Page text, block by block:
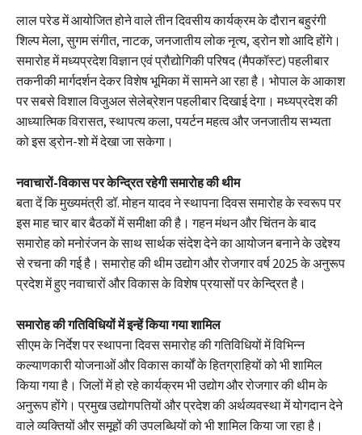
लाल परेड में आयोजित होने वाले तीन दिवसीय कार्यक्रम के दौरान बहुरंगी
शिल्प मेला, सुगम संगीत, नाटक, जनजातीय लोक नृत्य, ड्रोन शो आदि होंगे।
समारोह में मध्यप्रदेश विज्ञान एवं प्रौद्योगिकी परिषद (मैपकॉस्ट) पहलीबार
तकनीकी मार्गदर्शन देकर विशेष भूमिका में सामने आ रहा है। भोपाल के आकाश
पर सबसे विशाल विजुअल सेलेब्रेशन पहलीबार दिखाई देगा। मध्यप्रदेश की
आध्यात्मिक विरासत, स्थापत्य कला, पयर्टन महत्व और जनजातीय सभ्यता
को इस ड्रोन-शो में देखा जा सकेगा।
नवाचारों-विकास पर केन्द्रित रहेगी समारोह की थीम
बता दें कि मुख्यमंत्री डॉ. मोहन यादव ने स्थापना दिवस समारोह के स्वरूप पर
इस माह चार बार बैठकों में समीक्षा की है। गहन मंथन और चिंतन के बाद
समारोह को मनोरंजन के साथ सार्थक संदेश देने का आयोजन बनाने के उद्देश्य
से रचना की गई है। समारोह की थीम उद्योग और रोजगार वर्ष 2025 के अनुरूप
प्रदेश में हुए नवाचारों और विकास के विशेष प्रयासों पर केन्द्रित है।
समारोह की गतिविधियों में इन्हें किया गया शामिल
सीएम के निर्देश पर स्थापना दिवस समारोह की गतिविधियों में विभिन्न
कल्याणकारी योजनाओं और विकास कार्यों के हितग्राहियों को भी शामिल
किया गया है। जिलों में हो रहे कार्यक्रम भी उद्योग और रोजगार की थीम के
अनुरूप होंगे। प्रमुख उद्योगपतियों और प्रदेश की अर्थव्यवस्था में योगदान देने
वाले व्यक्तियों और समूहों की उपलब्धियों को भी शामिल किया जा रहा है।